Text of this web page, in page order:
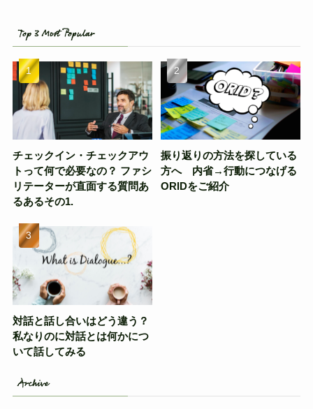
Top 3 Most Popular
チェックイン・チェックアウ
トって何で必要なの？ ファシ
リテーターが直面する質問あ
るあるその1.
振り返りの方法を探している
方へ 内省→行動につなげる
ORIDをご紹介
対話と話し合いはどう違う？
私なりのに対話とは何かにつ
いて話してみる
Archive